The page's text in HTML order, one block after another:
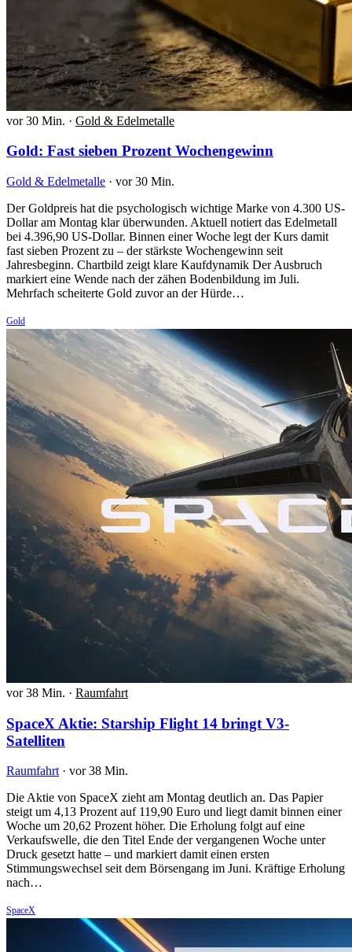
vor 30 Min. · Gold & Edelmetalle
Gold: Fast sieben Prozent Wochengewinn
Gold & Edelmetalle · vor 30 Min.
Der Goldpreis hat die psychologisch wichtige Marke von 4.300 US-
Dollar am Montag klar überwunden. Aktuell notiert das Edelmetall
bei 4.396,90 US-Dollar. Binnen einer Woche legt der Kurs damit
fast sieben Prozent zu – der stärkste Wochengewinn seit
Jahresbeginn. Chartbild zeigt klare Kaufdynamik Der Ausbruch
markiert eine Wende nach der zähen Bodenbildung im Juli.
Mehrfach scheiterte Gold zuvor an der Hürde…
Gold
vor 38 Min. · Raumfahrt
SpaceX Aktie: Starship Flight 14 bringt V3-
Satelliten
Raumfahrt · vor 38 Min.
Die Aktie von SpaceX zieht am Montag deutlich an. Das Papier
steigt um 4,13 Prozent auf 119,90 Euro und liegt damit binnen einer
Woche um 20,62 Prozent höher. Die Erholung folgt auf eine
Verkaufswelle, die den Titel Ende der vergangenen Woche unter
Druck gesetzt hatte – und markiert damit einen ersten
Stimmungswechsel seit dem Börsengang im Juni. Kräftige Erholung
nach…
SpaceX